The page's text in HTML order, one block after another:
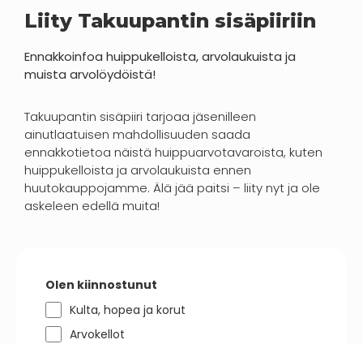
Liity Takuupantin sisäpiiriin
Ennakkoinfoa huippukelloista, arvolaukuista ja
muista arvolöydöistä!
Takuupantin sisäpiiri tarjoaa jäsenilleen
ainutlaatuisen mahdollisuuden saada
ennakkotietoa näistä huippuarvotavaroista, kuten
huippukelloista ja arvolaukuista ennen
huutokauppojamme. Älä jää paitsi – liity nyt ja ole
askeleen edellä muita!
Olen kiinnostunut
Kulta, hopea ja korut
Arvokellot